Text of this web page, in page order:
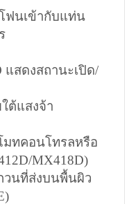
ฟนเข้ากับแท่น
สดงสถานะเปิด/
ต้แสงจ้า
มทคอนโทรลหรือ
MX418D)
วนที่ส่งบนพื้นผิว